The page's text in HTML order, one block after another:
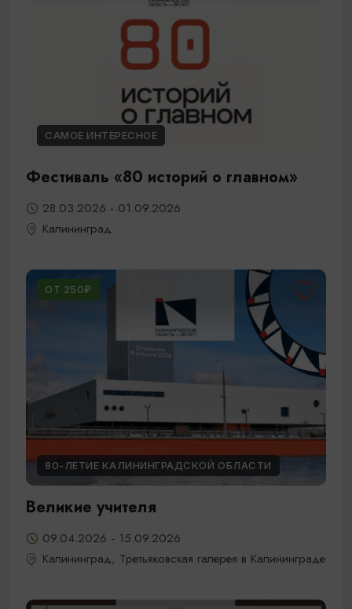
САМОЕ ИНТЕРЕСНОЕ
Фестиваль «80 историй о главном»
28.03.2026 - 01.09.2026
Калининград
ОТ 250₽
80-ЛЕТИЕ КАЛИНИНГРАДСКОЙ ОБЛАСТИ
Великие учителя
09.04.2026 - 15.09.2026
Калининград, Третьяковская галерея в Калининграде